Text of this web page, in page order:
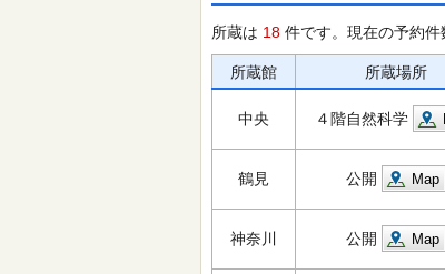
所蔵は 18 件です。現在の予約件
所蔵館 所蔵場所
中央 ４階自然科学
鶴見 公開 Map
神奈川 公開 Map